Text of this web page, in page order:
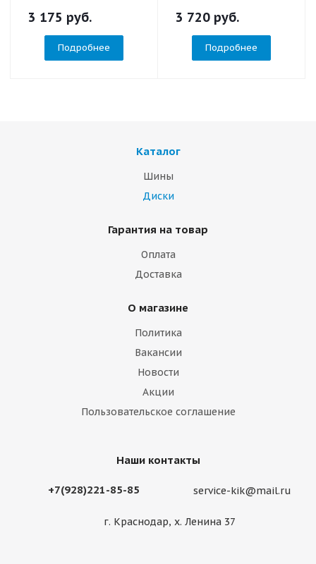
3 175 руб.
Подробнее
3 720 руб.
Подробнее
Каталог
Шины
Диски
Гарантия на товар
Оплата
Доставка
О магазине
Политика
Вакансии
Новости
Акции
Пользовательское соглашение
Наши контакты
+7(928)221-85-85 service-kik@mail.ru
г. Краснодар, х. Ленина 37